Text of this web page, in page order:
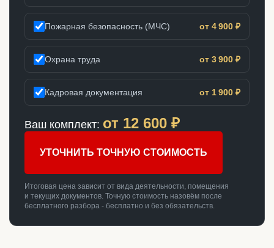
Пожарная безопасность (МЧС) от 4 900 ₽
Охрана труда от 3 900 ₽
Кадровая документация от 1 900 ₽
Ваш комплект: от 12 600 ₽
УТОЧНИТЬ ТОЧНУЮ СТОИМОСТЬ
Итоговая цена зависит от вида деятельности, помещения
и текущих документов. Точную стоимость назовём после
бесплатного разбора - бесплатно и без обязательств.